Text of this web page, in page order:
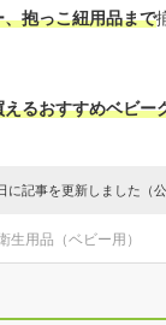
抱っこ紐用品まで
るおすすめベビー
記事を更新しました（公
生用品（ベビー用）